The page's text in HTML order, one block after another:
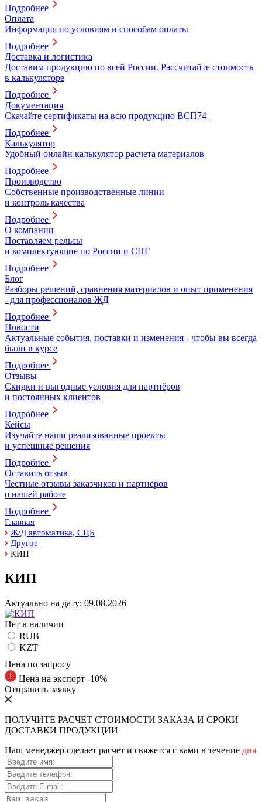
Подробнее
Оплата
Информация по условиям и способам оплаты
Подробнее
Доставка и логистика
Доставим продукцию по всей России. Рассчитайте стоимость
в калькуляторе
Подробнее
Документация
Скачайте сертификаты на всю продукцию ВСП74
Подробнее
Калькулятор
Удобный онлайн калькулятор расчета материалов
Подробнее
Производство
Собственные производственные линии
и контроль качества
Подробнее
О компании
Поставляем рельсы
и комплектующие по России и СНГ
Подробнее
Блог
Разборы решений, сравнения материалов и опыт применения
- для профессионалов ЖД
Подробнее
Новости
Актуальные события, поставки и изменения - чтобы вы всегда
были в курсе
Подробнее
Отзывы
Скидки и выгодные условия для партнёров
и постоянных клиентов
Подробнее
Кейсы
Изучайте наши реализованные проекты
и успешные решения
Подробнее
Оставить отзыв
Честные отзывы заказчиков и партнёров
о нашей работе
Подробнее
Главная
Ж/Д автоматика, СЦБ
Другое
КИП
КИП
Актуально на дату: 09.08.2026
Нет в наличии
RUB
KZT
Цена по запросу
Цена на экспорт -10%
Отправить заявку
ПОЛУЧИТЕ РАСЧЕТ СТОИМОСТИ ЗАКАЗА И СРОКИ
ДОСТАВКИ ПРОДУКЦИИ
Наш менеджер сделает расчет и свяжется с вами в течение дня